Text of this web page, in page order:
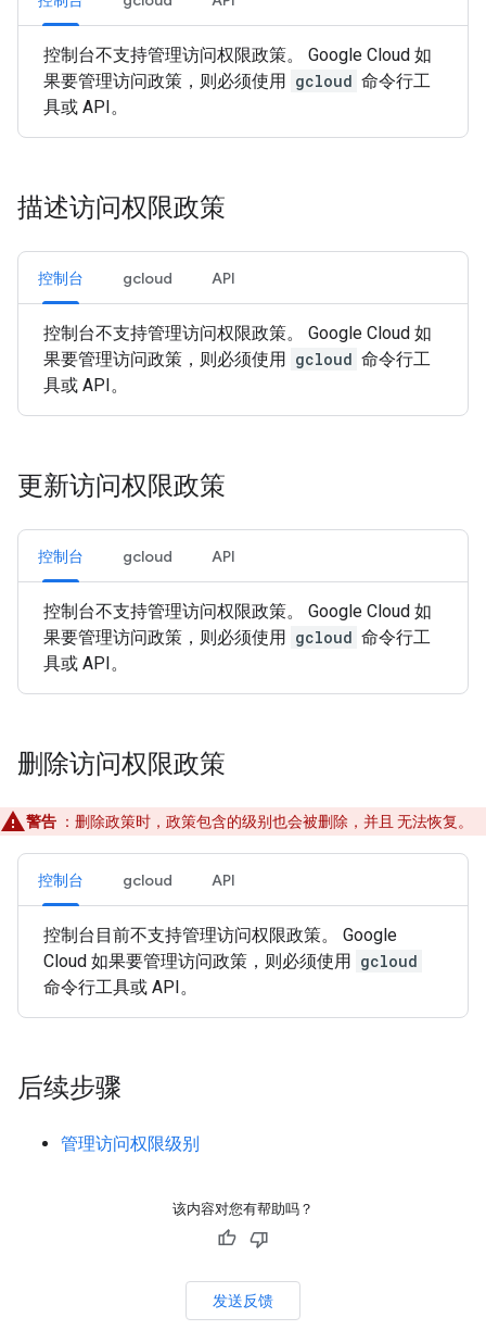
控制台不支持管理访问权限政策。 Google Cloud 如
果要管理访问政策，则必须使用 gcloud 命令行工
具或 API。
描述访问权限政策
控制台 gcloud API
控制台不支持管理访问权限政策。 Google Cloud 如
果要管理访问政策，则必须使用 gcloud 命令行工
具或 API。
更新访问权限政策
控制台 gcloud API
控制台不支持管理访问权限政策。 Google Cloud 如
果要管理访问政策，则必须使用 gcloud 命令行工
具或 API。
删除访问权限政策
警告 ：删除政策时，政策包含的级别也会被删除，并且 无法恢复。
控制台 gcloud API
控制台目前不支持管理访问权限政策。 Google
Cloud 如果要管理访问政策，则必须使用 gcloud
命令行工具或 API。
后续步骤
管理访问权限级别
该内容对您有帮助吗？
发送反馈